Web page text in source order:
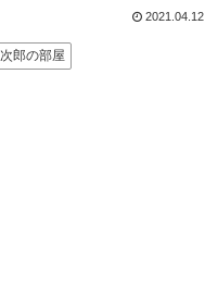
2021.04.12
次郎の部屋